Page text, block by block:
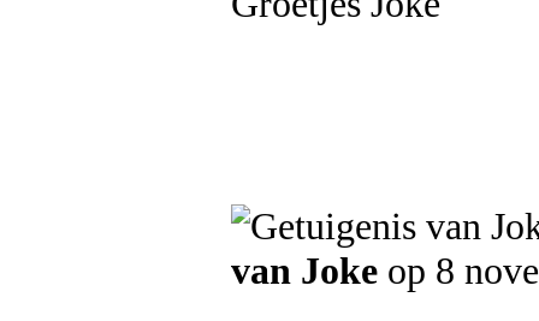
van Joke op 8